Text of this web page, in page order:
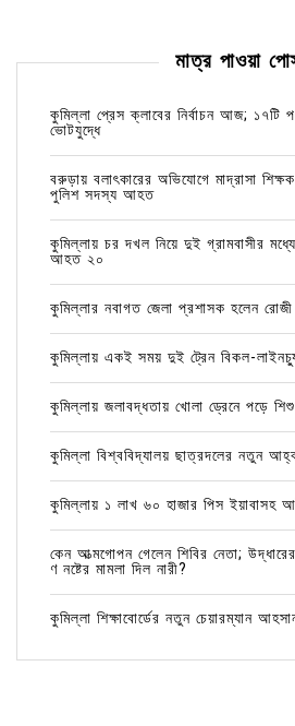
মাত্র পাওয়া
কুমিল্লা প্রেস ক্লাবের নির্বাচন আজ; ১৭টি
ভোটযুদ্ধে
বরুড়ায় বলাৎকারের অভিযোগে মাদ্রাসা
পুলিশ সদস্য আহত
কুমিল্লায় চর দখল নিয়ে দুই গ্রামবাসীর
আহত ২০
কুমিল্লার নবাগত জেলা প্রশাসক হলেন
কুমিল্লায় একই সময় দুই ট্রেন বিকল-
কুমিল্লায় জলাবদ্ধতায় খোলা ড্রেনে পড়ে
কুমিল্লা বিশ্ববিদ্যালয় ছাত্রদলের নতুন
কুমিল্লায় ১ লাখ ৬০ হাজার পিস ইয়াবাসহ
কেন আত্মগোপন গেলেন শিবির নেতা;
ণ নষ্টের মামলা দিল নারী?
কুমিল্লা শিক্ষাবোর্ডের নতুন চেয়ারম্যান